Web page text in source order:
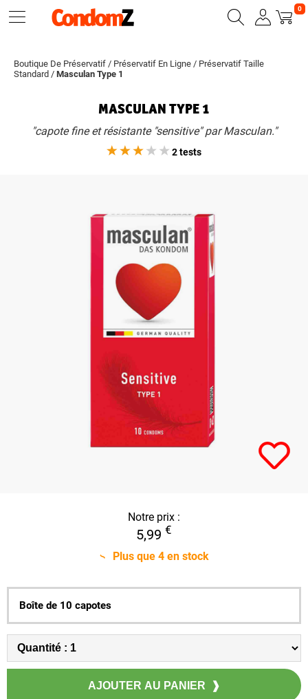
0
Boutique De Préservatif / Préservatif En Ligne / Préservatif Taille
Standard / Masculan Type 1
MASCULAN TYPE 1
"capote fine et résistante "sensitive" par Masculan."
2 tests
Notre prix :
5,99 €
Plus que 4en stock
Boîte de 10 capotes